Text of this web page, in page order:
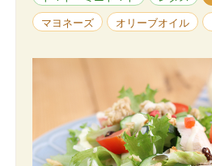
マヨネーズ オリーブオイル